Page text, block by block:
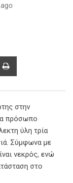
στην
πρόσωπο
ύλη τρία
Σύμφωνα με
νεκρός, ενώ
στο